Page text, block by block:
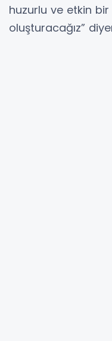
huzurlu ve etkin bir
oluşturacağız”